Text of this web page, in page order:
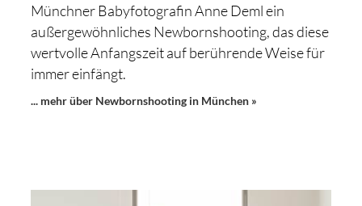
Münchner Babyfotografin Anne Deml ein
außergewöhnliches Newbornshooting, das diese
wertvolle Anfangszeit auf berührende Weise für
immer einfängt.
... mehr über Newbornshooting in München »